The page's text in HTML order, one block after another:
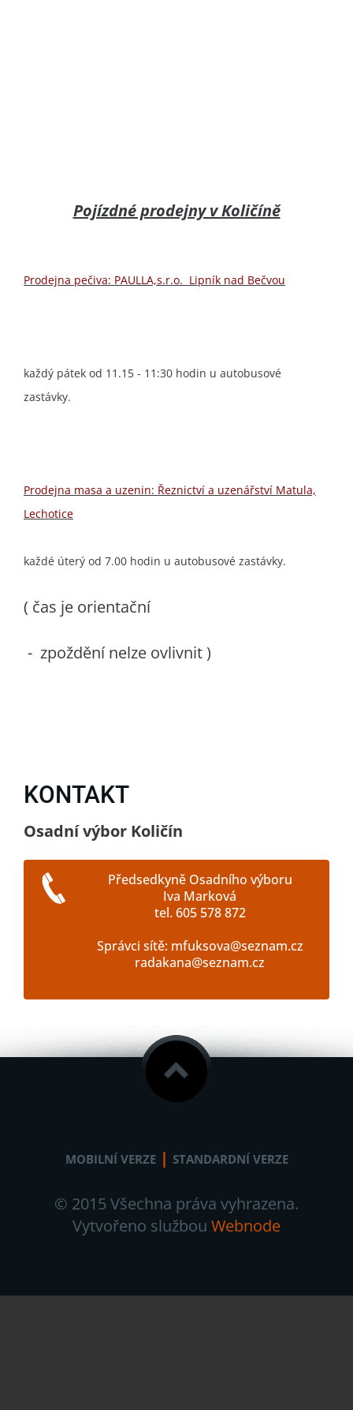
Pojízdné prodejny v Količíně
Prodejna pečiva: PAULLA,s.r.o. Lipník nad Bečvou
každý pátek od 11.15 - 11:30 hodin u autobusové
zastávky.
Prodejna masa a uzenin: Řeznictví a uzenářství Matula,
Lechotice
každé úterý od 7.00 hodin u autobusové zastávky.
( čas je orientační
- zpoždění nelze ovlivnit )
KONTAKT
Osadní výbor Količín
Předsedkyně Osadního výboru
Iva Marková
tel. 605 578 872
Správci sítě: mfuksova@seznam.cz
radakana@seznam.cz
MOBILNÍ VERZE | STANDARDNÍ VERZE
© 2015 Všechna práva vyhrazena.
Vytvořeno službou Webnode